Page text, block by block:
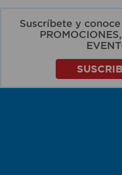
Suscríbete y